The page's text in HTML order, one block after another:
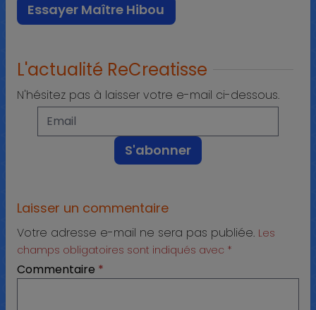
Essayer Maître Hibou
L'actualité ReCreatisse
N'hésitez pas à laisser votre e-mail ci-dessous.
Laisser un commentaire
Votre adresse e-mail ne sera pas publiée. Les
champs obligatoires sont indiqués avec *
Commentaire *